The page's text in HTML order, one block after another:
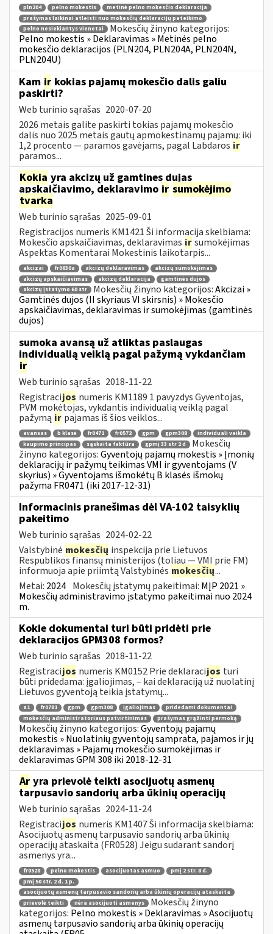
pln204 pelno mokestis
metinė pelno mokesčio deklaracija
prašymas laikinai atleisti nuo mokesčių deklaracijų pateikimo
pelno nesiekiantys vienetai
Mokesčių žinyno kategorijos:
Pelno mokestis » Deklaravimas » Metinės pelno
mokesčio deklaracijos (PLN204, PLN204A, PLN204N,
PLN204U)
Kam ir kokias pajamų mokesčio dalis galiu
paskirti?
Web turinio sąrašas 2020-07-20
2026 metais galite paskirti tokias pajamų mokesčio
dalis nuo 2025 metais gautų apmokestinamų pajamų: iki
1,2 procento — paramos gavėjams, pagal Labdaros ir
paramos...
Kokia yra akcizų už gamtines dujas
apskaičiavimo, deklaravimo ir sumokėjimo
tvarka
Web turinio sąrašas 2025-09-01
Registracijos numeris KM1421 Ši informacija skelbiama:
Mokesčio apskaičiavimas, deklaravimas irsumokėjimas
Aspektas Komentarai Mokestinis laikotarpis...
akcizai fr0630a akcizų deklaravimas
akcizų sumokėjimas
akcizų apskaičiavimas
akcizų deklaracija
gamtinės dujos
akcizų įstatymo 60 str
Mokesčių žinyno kategorijos:Akcizai »
Gamtinės dujos (II skyriaus VI skirsnis) » Mokesčio
apskaičiavimas, deklaravimas ir sumokėjimas (gamtinės
dujos)
sumoka avansą už atliktas paslaugas
individualią veiklą pagal pažymą vykdančiam
ir
Web turinio sąrašas 2018-11-22
Registracijos numeris KM1189 1 pavyzdys Gyventojas,
PVM mokėtojas, vykdantis individualią veiklą pagal
pažymą ir pajamas iš šios veiklos...
avansas b klasė fr0471 fr0572 gpm gpm308
individuali veikla
kaupimo principas
sąskaita faktūra gpmį 33 str 2 d
Mokesčių
žinyno kategorijos:Gyventojų pajamų mokestis » Įmonių
deklaracijų ir pažymų teikimas VMI ir gyventojams (V
skyrius) » Gyventojams išmokėtų B klasės išmokų
pažyma FR0471 (iki 2017-12-31)
Informacinis pranešimas dėl VA-102 taisyklių
pakeitimo
Web turinio sąrašas 2024-02-22
Valstybinė mokesčių inspekcija prie Lietuvos
Respublikos finansų ministerijos (toliau ― VMI prie FM)
informuoja apie priimtą Valstybinės mokesčių...
Metai: 2024 Mokesčių įstatymų pakeitimai: MĮP 2021 »
Mokesčių administravimo įstatymo pakeitimai nuo 2024
m.
Kokie dokumentai turi būti pridėti prie
deklaracijos GPM308 formos?
Web turinio sąrašas 2018-11-22
Registracijos numeris KM0152 Prie deklaracijos turi
būti pridedama: įgaliojimas, – kai deklaraciją už nuolatinį
Lietuvos gyventoją teikia įstatymų...
a1 fr0781 gpm gpm308 įgaliojimas
pridedami dokumentai
mokesčių administratoriaus patvirtinimas
prašymas grąžinti permoką
Mokesčių žinyno kategorijos:Gyventojų pajamų
mokestis » Nuolatinių gyventojų samprata, pajamos ir jų
deklaravimas » Pajamų mokesčio sumokėjimas ir
deklaravimas GPM 308 iki 2018-12-31
Ar yra prievolė teikti asocijuotų asmenų
tarpusavio sandorių arba ūkinių operacijų
Web turinio sąrašas 2024-11-24
Registracijos numeris KM1407 Ši informacija skelbiama:
Asocijuotų asmenų tarpusavio sandorių arba ūkinių
operacijų ataskaita (FR0528) Jeigu sudarant sandorį
asmenys yra...
fr0528 pelno mokestis asocijuotas asmuo
pmį 2 str. 8 d.
pmį 50 str. 2 d. 1 p.
asocijuotų asmenų tarpusavio sandorių arba ūkinių operacijų ataskaita
prievolė teikti
nėra asocijuoti asmenys
Mokesčių žinyno
kategorijos: Pelno mokestis » Deklaravimas » Asocijuotų
asmenų tarpusavio sandorių arba ūkinių operacijų